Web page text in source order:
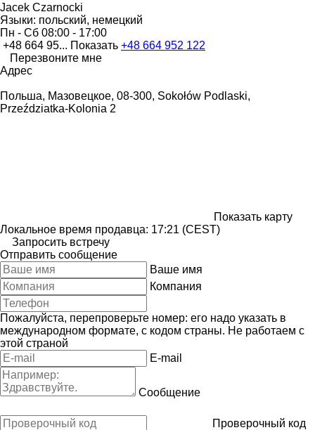
Jacek Czarnocki
Языки: польский, немецкий
Пн - Сб 08:00 - 17:00
+48 664 95... Показать +48 664 952 122
Перезвоните мне
Адрес
Польша, Мазовецкое, 08-300, Sokołów Podlaski,
Przeździatka-Kolonia 2
Показать карту
Локальное время продавца: 17:21 (CEST)
Запросить встречу
Отправить сообщение
Ваше имя
Компания
Пожалуйста, перепроверьте номер: его надо указать в
международном формате, с кодом страны. Не работаем с
этой страной
E-mail
Сообщение
Проверочный код